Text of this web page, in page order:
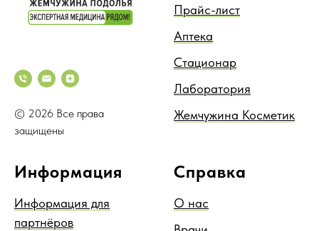
© 2026 Все права
защищены
Прайс-лист
Аптека
Стационар
Лаборатория
Жемчужина Косметик
Информация
Информация для
партнёров
Справка
О нас